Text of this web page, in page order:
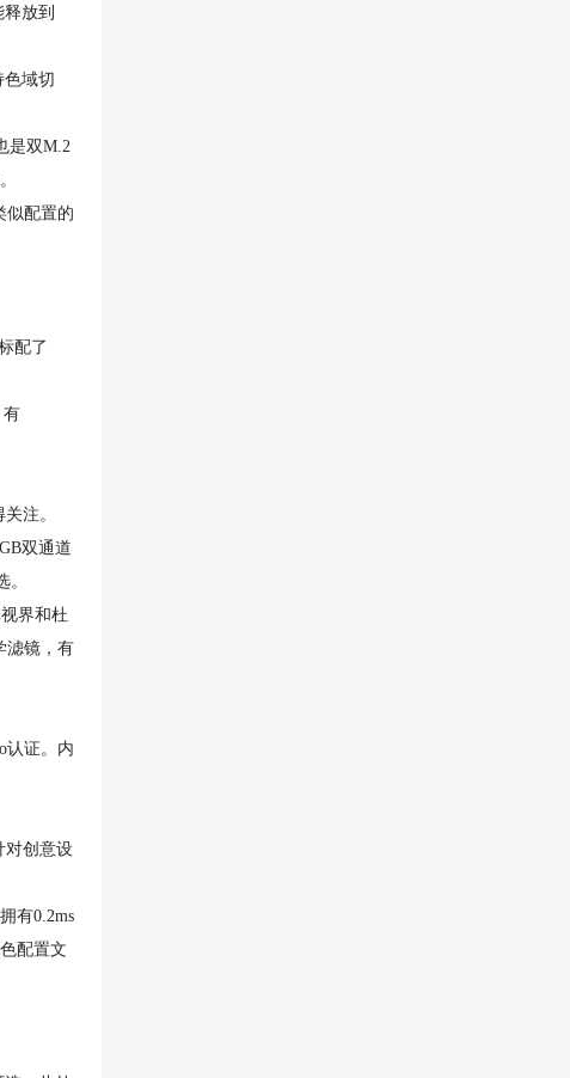
放到
域切
是双M.2
似配置的
配了
有
注。
双通道
界和杜
滤镜，有
认证。内
对创意设
有0.2ms
配置文